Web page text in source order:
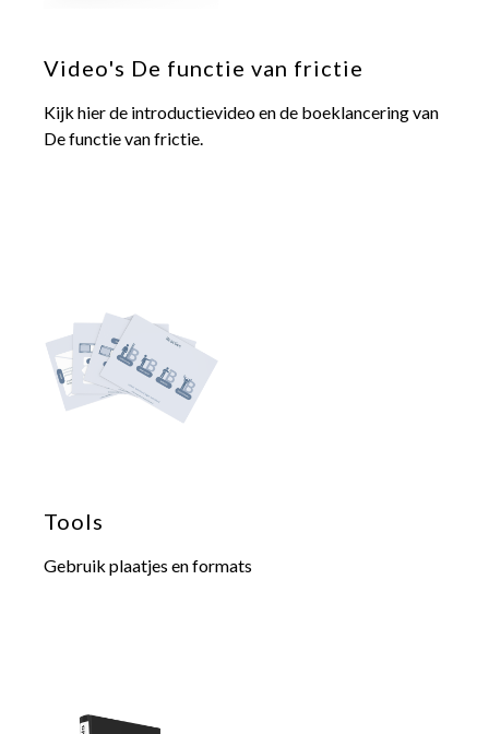
Video's De functie van frictie
Kijk hier de introductievideo en de boeklancering van
De functie van frictie.
Tools
Gebruik plaatjes en formats